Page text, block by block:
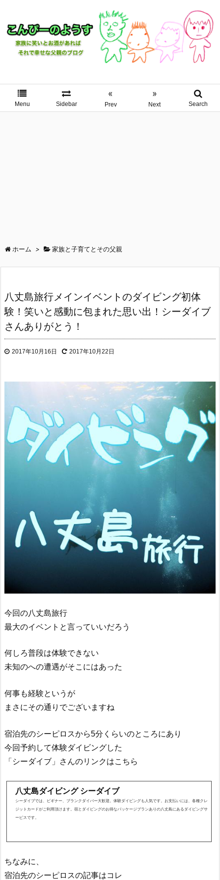
Menu Sidebar
«
Prev
»
Next Search
ホーム > 家族と子育てとその父親
八丈島旅行メインイベントのダイビング初体
験！笑いと感動に包まれた思い出！シーダイブ
さんありがとう！
2017年10月16日 2017年10月22日
今回の八丈島旅行
最大のイベントと言っていいだろう
何しろ普段は体験できない
未知のへの遭遇がそこにはあった
何事も経験というが
まさにその通りでございますね
宿泊先のシーピロスから5分くらいのところにあり
今回予約して体験ダイビングした
「シーダイブ」さんのリンクはこちら
八丈島ダイビング シーダイブ
シーダイブでは、ビギナー、ブランクダイバー大歓迎。体験ダイビングも人気です。お支払いには、各種クレ
ジットカードがご利用頂けます。宿とダイビングのお得なパッケージプランありの八丈島にあるダイビングサ
ービスです。
ちなみに、
宿泊先のシーピロスの記事はコレ